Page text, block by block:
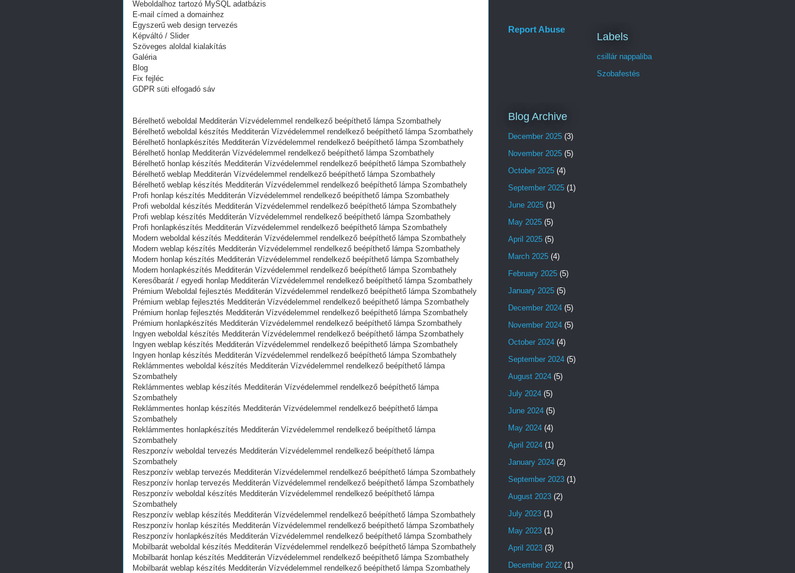
Weboldalhoz tartozó MySQL adatbázis
E-mail címed a domainhez
Egyszerű web design tervezés
Képváltó / Slider
Szöveges aloldal kialakítás
Galéria
Blog
Fix fejléc
GDPR süti elfogadó sáv
Bérelhető weboldal Medditerán Vízvédelemmel rendelkező beépíthető lámpa Szombathely
Bérelhető weboldal‎ készítés Medditerán Vízvédelemmel rendelkező beépíthető lámpa Szombathely
Bérelhető honlapkészítés Medditerán Vízvédelemmel rendelkező beépíthető lámpa Szombathely
Bérelhető honlap Medditerán Vízvédelemmel rendelkező beépíthető lámpa Szombathely
Bérelhető honlap készítés Medditerán Vízvédelemmel rendelkező beépíthető lámpa Szombathely
Bérelhető weblap Medditerán Vízvédelemmel rendelkező beépíthető lámpa Szombathely
Bérelhető weblap készítés Medditerán Vízvédelemmel rendelkező beépíthető lámpa Szombathely
Profi honlap készítés Medditerán Vízvédelemmel rendelkező beépíthető lámpa Szombathely
Profi weboldal készítés Medditerán Vízvédelemmel rendelkező beépíthető lámpa Szombathely
Profi weblap készítés Medditerán Vízvédelemmel rendelkező beépíthető lámpa Szombathely
Profi honlapkészítés Medditerán Vízvédelemmel rendelkező beépíthető lámpa Szombathely
Modern weboldal készítés Medditerán Vízvédelemmel rendelkező beépíthető lámpa Szombathely
Modern weblap készítés Medditerán Vízvédelemmel rendelkező beépíthető lámpa Szombathely
Modern honlap készítés Medditerán Vízvédelemmel rendelkező beépíthető lámpa Szombathely
Modern honlapkészítés Medditerán Vízvédelemmel rendelkező beépíthető lámpa Szombathely
Keresőbarát / egyedi honlap‎ Medditerán Vízvédelemmel rendelkező beépíthető lámpa Szombathely
Prémium Weboldal fejlesztés‎ Medditerán Vízvédelemmel rendelkező beépíthető lámpa Szombathely
Prémium weblap fejlesztés‎ Medditerán Vízvédelemmel rendelkező beépíthető lámpa Szombathely
Prémium honlap fejlesztés‎ Medditerán Vízvédelemmel rendelkező beépíthető lámpa Szombathely
Prémium honlapkészítés‎ Medditerán Vízvédelemmel rendelkező beépíthető lámpa Szombathely
Ingyen weboldal készítés Medditerán Vízvédelemmel rendelkező beépíthető lámpa Szombathely
Ingyen weblap készítés Medditerán Vízvédelemmel rendelkező beépíthető lámpa Szombathely
Ingyen honlap készítés Medditerán Vízvédelemmel rendelkező beépíthető lámpa Szombathely
Reklámmentes weboldal készítés Medditerán Vízvédelemmel rendelkező beépíthető lámpa
Szombathely
Reklámmentes weblap készítés Medditerán Vízvédelemmel rendelkező beépíthető lámpa
Szombathely
Reklámmentes honlap készítés Medditerán Vízvédelemmel rendelkező beépíthető lámpa
Szombathely
Reklámmentes honlapkészítés Medditerán Vízvédelemmel rendelkező beépíthető lámpa
Szombathely
Reszponzív weboldal tervezés Medditerán Vízvédelemmel rendelkező beépíthető lámpa
Szombathely
Reszponzív weblap tervezés Medditerán Vízvédelemmel rendelkező beépíthető lámpa Szombathely
Reszponzív honlap tervezés Medditerán Vízvédelemmel rendelkező beépíthető lámpa Szombathely
Reszponzív weboldal készítés Medditerán Vízvédelemmel rendelkező beépíthető lámpa
Szombathely
Reszponzív weblap készítés Medditerán Vízvédelemmel rendelkező beépíthető lámpa Szombathely
Reszponzív honlap készítés Medditerán Vízvédelemmel rendelkező beépíthető lámpa Szombathely
Reszponzív honlapkészítés Medditerán Vízvédelemmel rendelkező beépíthető lámpa Szombathely
Mobilbarát weboldal készítés Medditerán Vízvédelemmel rendelkező beépíthető lámpa Szombathely
Mobilbarát honlap készítés Medditerán Vízvédelemmel rendelkező beépíthető lámpa Szombathely
Mobilbarát weblap készítés Medditerán Vízvédelemmel rendelkező beépíthető lámpa Szombathely
Report Abuse
Labels
csillár nappaliba
Szobafestés
Blog Archive
December 2025 (3)
November 2025 (5)
October 2025 (4)
September 2025 (1)
June 2025 (1)
May 2025 (5)
April 2025 (5)
March 2025 (4)
February 2025 (5)
January 2025 (5)
December 2024 (5)
November 2024 (5)
October 2024 (4)
September 2024 (5)
August 2024 (5)
July 2024 (5)
June 2024 (5)
May 2024 (4)
April 2024 (1)
January 2024 (2)
September 2023 (1)
August 2023 (2)
July 2023 (1)
May 2023 (1)
April 2023 (3)
December 2022 (1)